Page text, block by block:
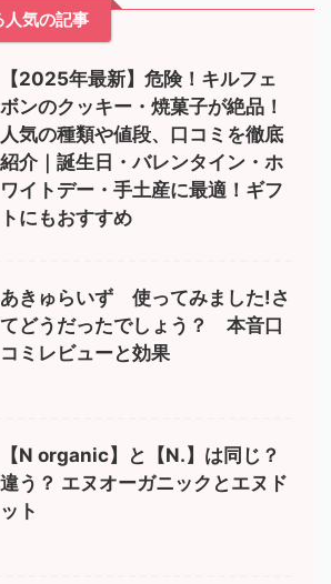
人気の記事
【2025年最新】危険！キルフェ
ボンのクッキー・焼菓子が絶品！
人気の種類や値段、口コミを徹底
紹介｜誕生日・バレンタイン・ホ
ワイトデー・手土産に最適！ギフ
トにもおすすめ
あきゅらいず 使ってみました!さ
てどうだったでしょう？ 本音口
コミレビューと効果
【N organic】と【N.】は同じ？
違う？ エヌオーガニックとエヌド
ット